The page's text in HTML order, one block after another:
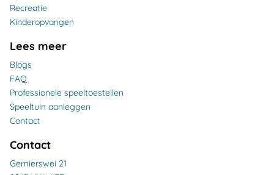
Recreatie
Kinderopvangen
Lees meer
Blogs
FAQ
Professionele speeltoestellen
Speeltuin aanleggen
Contact
Contact
Gernierswei 21